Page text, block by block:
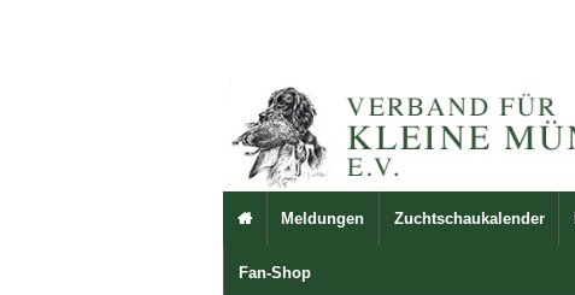
 Meldungen Zuchtschaukalender
Fan-Shop